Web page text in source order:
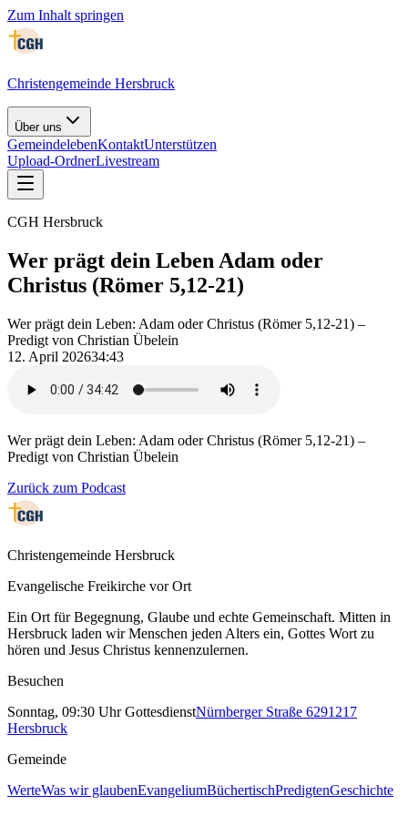
Zum Inhalt springen
Christengemeinde Hersbruck
Über uns
GemeindelebenKontaktUnterstützen
Upload-OrdnerLivestream
CGH Hersbruck
Wer prägt dein Leben Adam oder
Christus (Römer 5,12-21)
Wer prägt dein Leben: Adam oder Christus (Römer 5,12-21) –
Predigt von Christian Übelein
12. April 202634:43
Wer prägt dein Leben: Adam oder Christus (Römer 5,12-21) –
Predigt von Christian Übelein
Zurück zum Podcast
Christengemeinde Hersbruck
Evangelische Freikirche vor Ort
Ein Ort für Begegnung, Glaube und echte Gemeinschaft. Mitten in
Hersbruck laden wir Menschen jeden Alters ein, Gottes Wort zu
hören und Jesus Christus kennenzulernen.
Besuchen
Sonntag, 09:30 Uhr GottesdienstNürnberger Straße 6291217
Hersbruck
Gemeinde
WerteWas wir glaubenEvangeliumBüchertischPredigtenGeschichte